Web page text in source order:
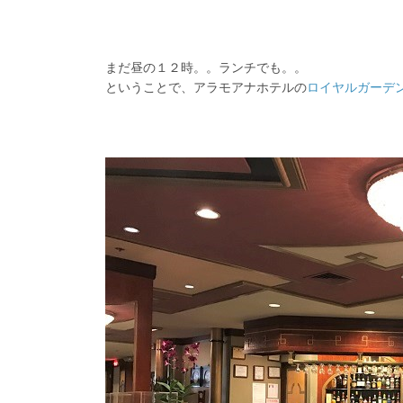
まだ昼の１２時。。ランチでも。。
ということで、アラモアナホテルのロイヤルガーデ